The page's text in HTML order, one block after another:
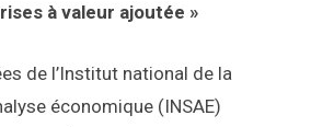
à valeur ajoutée »
de l’Institut national de la
économique (INSAE)